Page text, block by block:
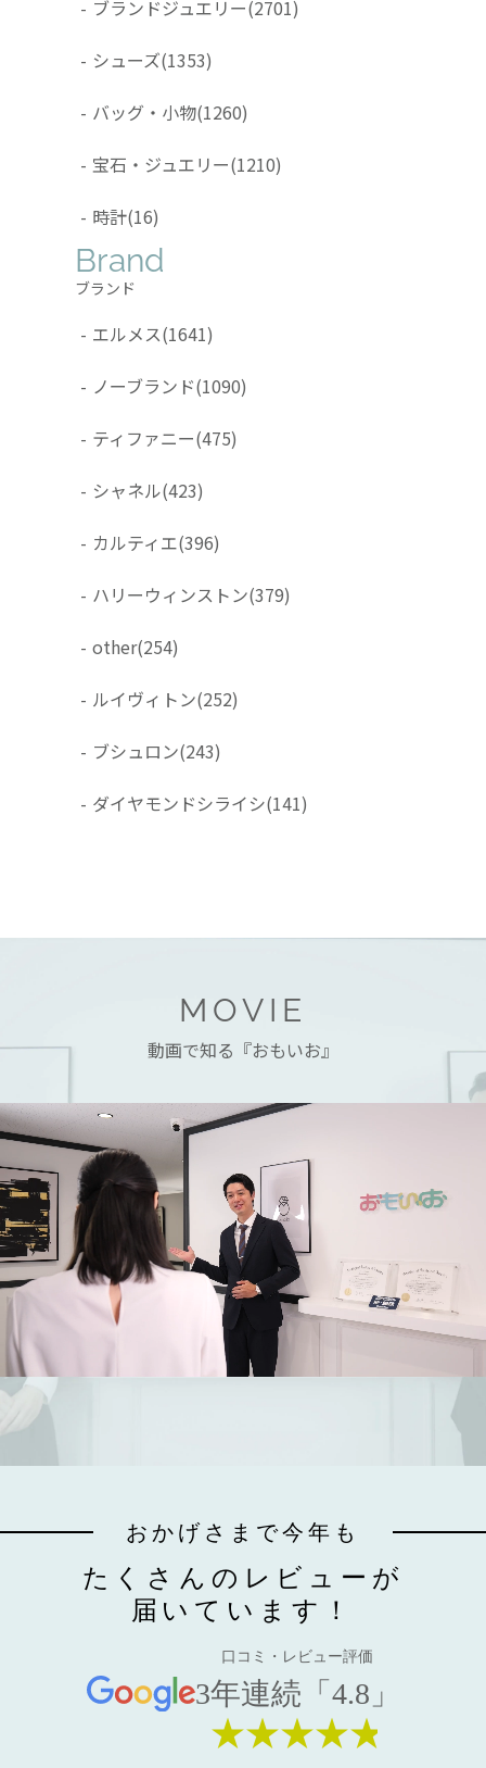
- ブランドジュエリー(2701)
- シューズ(1353)
- バッグ・小物(1260)
- 宝石・ジュエリー(1210)
- 時計(16)
Brand
ブランド
- エルメス(1641)
- ノーブランド(1090)
- ティファニー(475)
- シャネル(423)
- カルティエ(396)
- ハリーウィンストン(379)
- other(254)
- ルイヴィトン(252)
- ブシュロン(243)
- ダイヤモンドシライシ(141)
MOVIE
動画で知る『おもいお』
おかげさまで今年も
たくさんのレビューが
届いています！
口コミ・レビュー評価
3年連続「4.8」
★★★★★